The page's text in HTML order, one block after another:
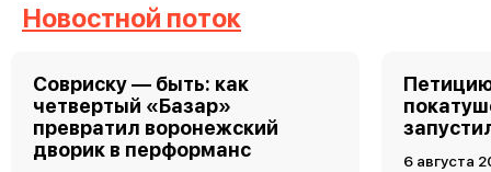
Новостной поток
Совриску — быть: как
четвертый «Базар»
превратил воронежский
дворик в перформанс
6 августа